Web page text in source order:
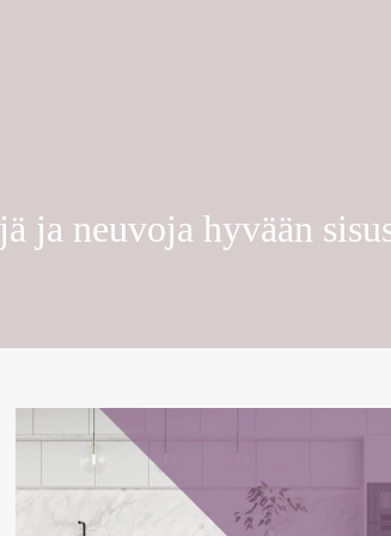
ja neuvoja hyvään